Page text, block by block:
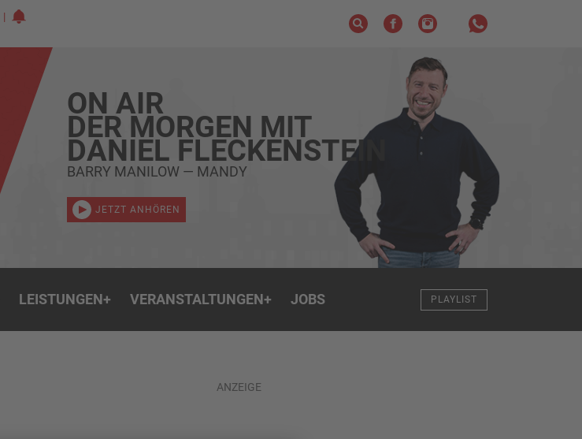
ON AIR
DER MORGEN MIT
DANIEL FLECKENSTEIN
BARRY MANILOW — MANDY
JETZT ANHÖREN
LEISTUNGEN+ VERANSTALTUNGEN+ JOBS PLAYLIST
ANZEIGE